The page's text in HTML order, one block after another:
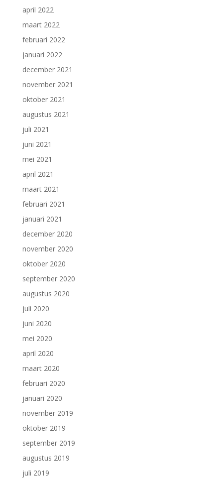
april 2022
maart 2022
februari 2022
januari 2022
december 2021
november 2021
oktober 2021
augustus 2021
juli 2021
juni 2021
mei 2021
april 2021
maart 2021
februari 2021
januari 2021
december 2020
november 2020
oktober 2020
september 2020
augustus 2020
juli 2020
juni 2020
mei 2020
april 2020
maart 2020
februari 2020
januari 2020
november 2019
oktober 2019
september 2019
augustus 2019
juli 2019